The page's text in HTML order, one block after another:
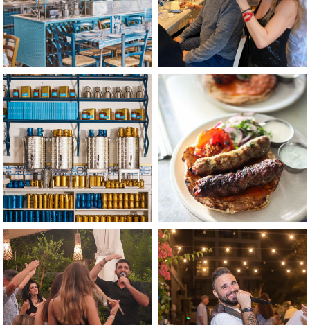
לפתיחת
התמונה
בגדול
-
+
לפתיחת
התמונה
בגדול
-
+
לפתיחת
התמונה
בגדול
+
לפתיחת
התמונה
בגדול
-
+